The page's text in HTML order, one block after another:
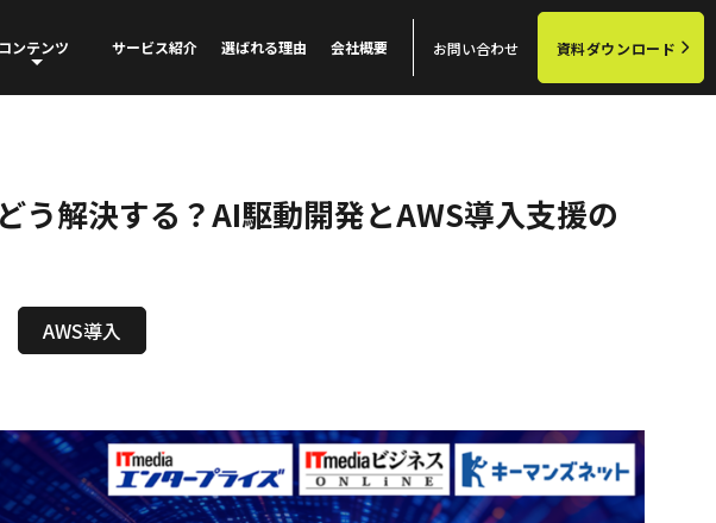
コンテンツ サービス紹介 選ばれる理由 会社概要 お問い合わせ 資料ダウンロード
う解決する？AI駆動開発とAWS導入支援の
AWS導入